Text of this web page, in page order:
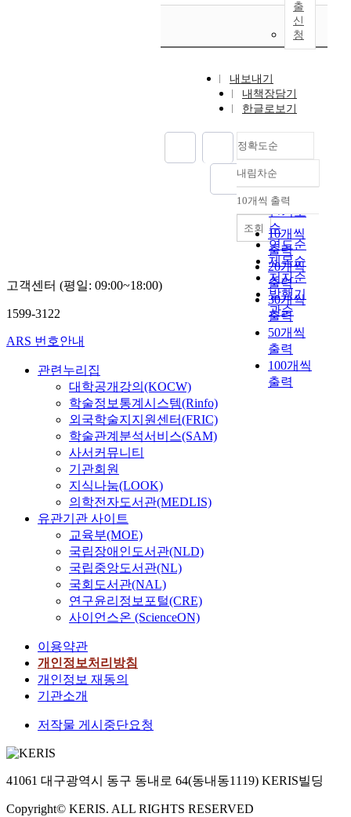
출
신
청
내보내기
내책장담기
한글로보기
정확도순
정확도
순
인기도
순
연도순
제목순
저자순
발행기
관순
내림차순
내림차순
10개씩 출력
10개씩
출력
20개씩
출력
30개씩
출력
50개씩
출력
100개씩
출력
조회
고객센터 (평일: 09:00~18:00)
1599-3122
ARS 번호안내
관련누리집
대학공개강의(KOCW)
학술정보통계시스템(Rinfo)
외국학술지지원센터(FRIC)
학술관계분석서비스(SAM)
사서커뮤니티
기관회원
지식나눔(LOOK)
의학전자도서관(MEDLIS)
유관기관 사이트
교육부(MOE)
국립장애인도서관(NLD)
국립중앙도서관(NL)
국회도서관(NAL)
연구윤리정보포털(CRE)
사이언스온 (ScienceON)
이용약관
개인정보처리방침
개인정보 재동의
기관소개
저작물 게시중단요청
41061 대구광역시 동구 동내로 64(동내동1119) KERIS빌딩
Copyright© KERIS. ALL RIGHTS RESERVED